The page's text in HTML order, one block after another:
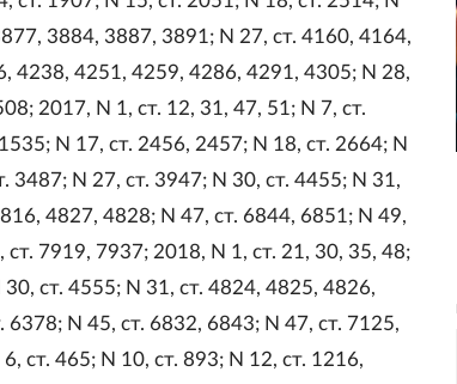
3884, 3887, 3891; N 27, ст. 4160, 4164,
4238, 4251, 4259, 4286, 4291, 4305; N 28,
2017, N 1, ст. 12, 31, 47, 51; N 7, ст.
N 17, ст. 2456, 2457; N 18, ст. 2664; N
3487; N 27, ст. 3947; N 30, ст. 4455; N 31,
4827, 4828; N 47, ст. 6844, 6851; N 49,
7919, 7937; 2018, N 1, ст. 21, 30, 35, 48;
ст. 4555; N 31, ст. 4824, 4825, 4826,
N 45, ст. 6832, 6843; N 47, ст. 7125,
ст. 465; N 10, ст. 893; N 12, ст. 1216,